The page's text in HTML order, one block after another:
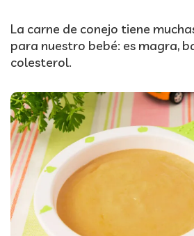
La carne de conejo tiene
para nuestro bebé: es magra,
colesterol.